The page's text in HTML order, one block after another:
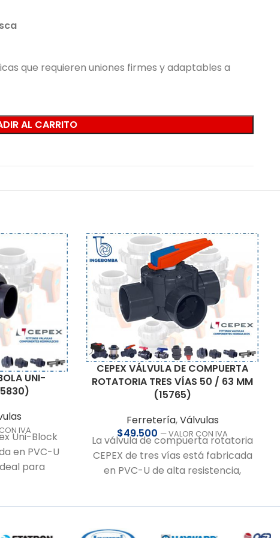
que requieren uniones firmes y adaptables a
AL CARRITO
UNI-
IVA
Uni-Block
en PVC-U
para
CEPEX VÁLVULA DE COMPUERTA
ROTATORIA TRES VÍAS 50 / 63 MM
(15765)
Ferretería,Válvulas
$49.500 — VALOR CON IVA
La válvula de compuerta rotatoria
CEPEX de tres vías está fabricada
en PVC-U de alta resistencia,
posición para un control más seguro